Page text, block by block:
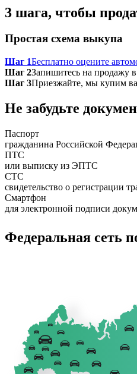
3 шага, чтобы
Простая схема выкупа
Шаг 1Бесплатно оцените
Шаг 2Запишитесь на продажу
Шаг 3Приезжайте, мы купим
Не забудьте
Паспорт
гражданина Российской
ПТС
или выписку из ЭПТС
СТС
свидетельство о регистрации
Смартфон
для электронной подписи
Федеральная сеть